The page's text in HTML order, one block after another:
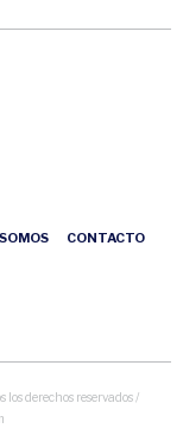
CONTACTO
los derechos reservados /